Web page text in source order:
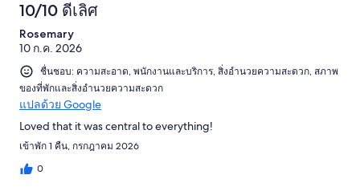
10/10 ดีเลิศ
Rosemary
10 ก.ค. 2026
ชื่นชอบ: ความสะอาด, พนักงานและบริการ, สิ่งอำนวยความสะดวก, สภาพ
ของที่พักและสิ่งอำนวยความสะดวก
แปลด้วย Google
Loved that it was central to everything!
เข้าพัก 1 คืน, กรกฎาคม 2026
0